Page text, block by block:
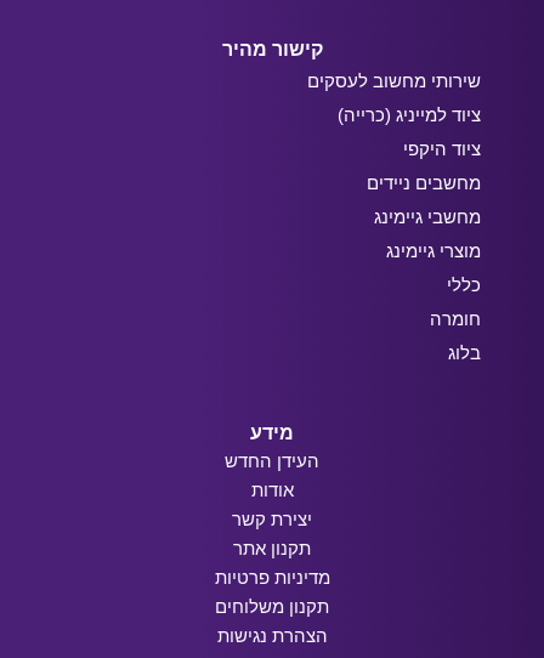
קישור מהיר
שירותי מחשוב לעסקים
ציוד למייניג (כרייה)
ציוד היקפי
מחשבים ניידים
מחשבי גיימינג
מוצרי גיימינג
כללי
חומרה
בלוג
מידע
העידן החדש
אודות
יצירת קשר
תקנון אתר
מדיניות פרטיות
תקנון משלוחים
הצהרת נגישות